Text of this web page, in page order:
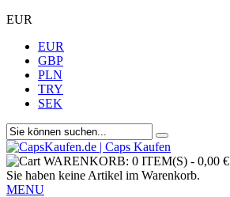
EUR
EUR
GBP
PLN
TRY
SEK
WARENKORB: 0 ITEM(S) - 0,00 €
Sie haben keine Artikel im Warenkorb.
MENU